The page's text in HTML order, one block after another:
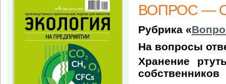
ВОПРОС —
Рубрика «
На вопросы
Хранение
собственников